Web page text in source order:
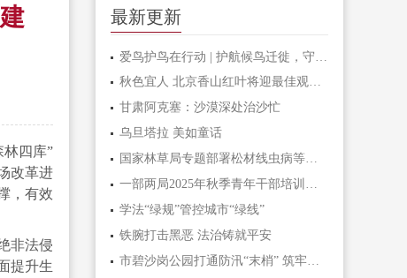
四库”
改革进
，有效
非法侵
提升生
最新更新
秋色宜人 北京香山红叶将迎最佳观赏期
甘肃阿克塞：沙漠深处治沙忙
乌旦塔拉 美如童话
国家林草局专题部署松材线虫病等疫情防控工作
一部两局2025年秋季青年干部培训班和处级干部进修班开班
学法“绿规”管控城市“绿线”
铁腕打击黑恶 法治铸就平安
市碧沙岗公园打通防汛“末梢” 筑牢生态安全屏障